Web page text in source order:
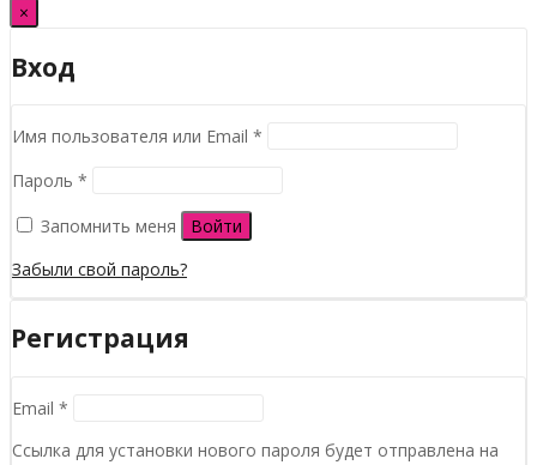
×
Вход
Имя пользователя или Email *
Пароль *
Запомнить меня
Войти
Забыли свой пароль?
Регистрация
Email *
Ссылка для установки нового пароля будет отправлена ​​на